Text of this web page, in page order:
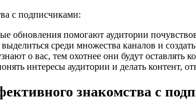
с подписчиками:
обновления помогают аудитории
среди множества каналов и
о вас, тем охотнее они будут оставлять
интересы аудитории и делать контент,
знакомства с